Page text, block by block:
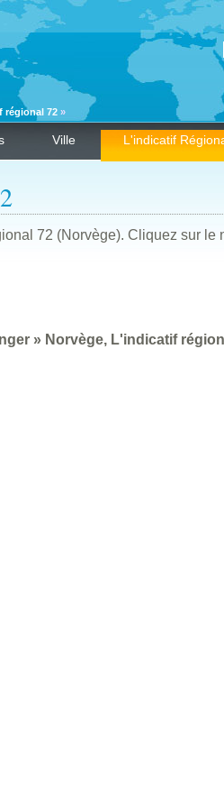
régional 72 »
Ville L'indicatif
72 (Norvège). Cliquez sur le
» Norvège, L'indicatif